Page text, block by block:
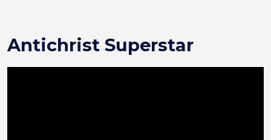
Antichrist Superstar